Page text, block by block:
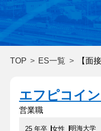
TOP ES一覧 【面
エフピコイ
営業職
25 年卒 女性 明海大学